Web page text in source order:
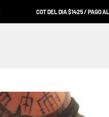
COT DEL DIA $1425 / PAGO AL